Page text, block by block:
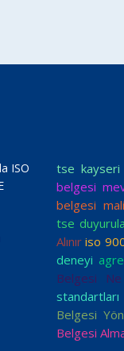
ISO
tse kayseri
belgesi
belgesi
tse
Alınır iso
deneyi
Belgesi
standartları
Belgesi
Belgesi